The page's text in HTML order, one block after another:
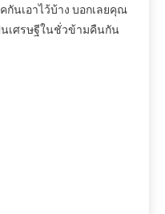
กันเอาไว้บ้าง บอกเลยคุณ
เศรษฐีในชั่วข้ามคืนกัน